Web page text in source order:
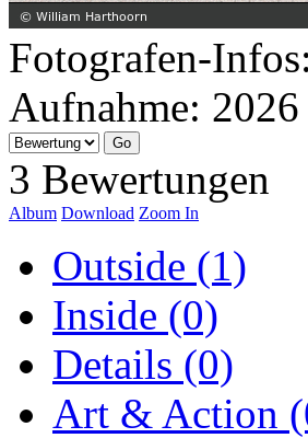
Fotografen-Infos:
Aufnahme: 2026
3 Bewertungen
Album Download Zoom In
Outside (1)
Inside (0)
Details (0)
Art & Action